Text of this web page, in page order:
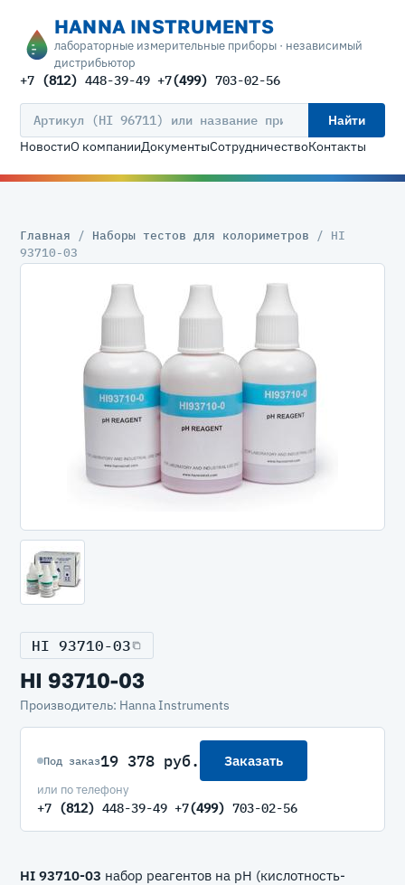
HANNA INSTRUMENTS
лабораторные измерительные приборы · независимый
дистрибьютор
+7 (812) 448-39-49 +7(499) 703-02-56
Найти
НовостиО компанииДокументыСотрудничествоКонтакты
Главная / Наборы тестов для колориметров / HI
93710-03
HI 93710-03
HI 93710-03
Производитель: Hanna Instruments
Под заказ19 378 руб. Заказать
или по телефону
+7 (812) 448-39-49 +7(499) 703-02-56
HI 93710-03 набор реагентов на pH (кислотность-